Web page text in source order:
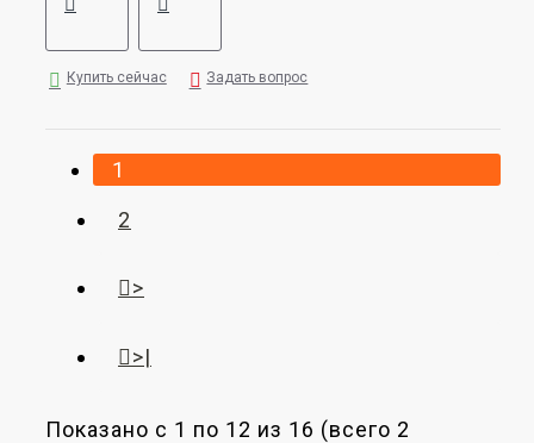
Купить сейчас Задать вопрос
1
2
>
>|
Показано с 1 по 12 из 16 (всего 2